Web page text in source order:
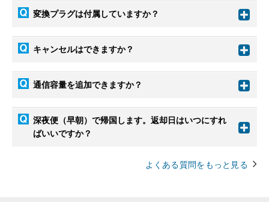
変換プラグは付属していますか？
キャンセルはできますか？
通信容量を追加できますか？
深夜便（早朝）で帰国します。返却日はいつにすれ
ばいいですか？
よくある質問をもっと見る